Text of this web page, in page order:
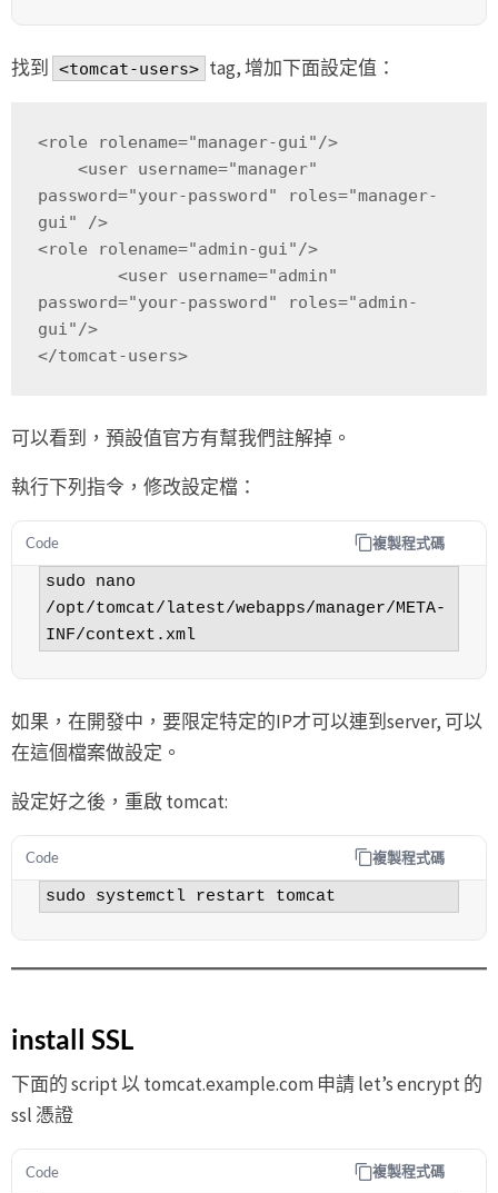
找到 <tomcat-users> tag, 增加下面設定值：
<role rolename="manager-gui"/>
password="your-password" roles="manager-
gui" />
<role rolename="admin-gui"/>
password="your-password" roles="admin-
gui"/>
</tomcat-users>
可以看到，預設值官方有幫我們註解掉。
執行下列指令，修改設定檔：
Code 複製程式碼
sudo nano
/opt/tomcat/latest/webapps/manager/META-
INF/context.xml
如果，在開發中，要限定特定的IP才可以連到server, 可以
在這個檔案做設定。
設定好之後，重啟 tomcat:
Code 複製程式碼
sudo systemctl restart tomcat
install SSL
下面的 script 以 tomcat.example.com 申請 let’s encrypt 的
ssl 憑證
Code 複製程式碼